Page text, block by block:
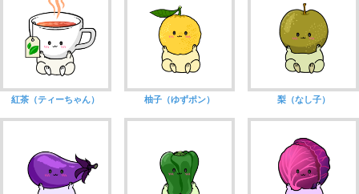
紅茶（ティーちゃん） 柚子（ゆずポン） 梨（なし子）